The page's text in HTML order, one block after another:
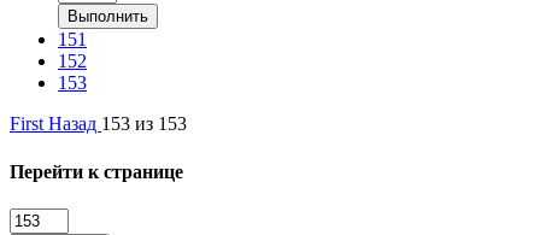
Выполнить
151
152
153
First Назад 153 из 153
Перейти к странице